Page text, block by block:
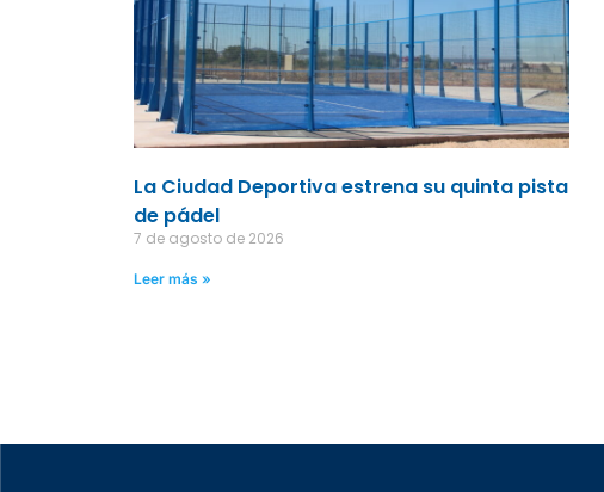
La Ciudad Deportiva estrena su quinta pista
de pádel
7 de agosto de 2026
Leer más »